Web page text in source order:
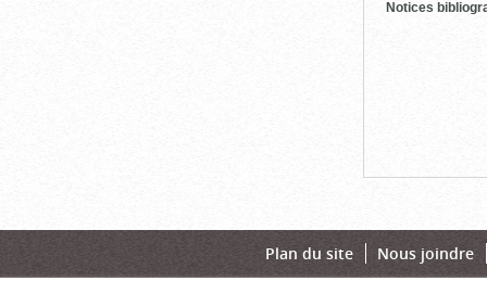
Notices
Plan du site Nous joindre